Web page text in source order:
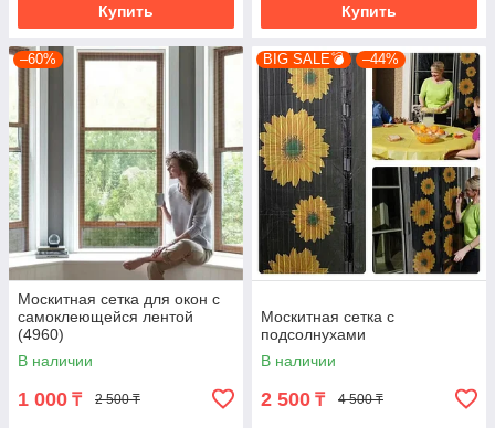
Купить Купить
–60%
Москитная сетка для окон с
самоклеющейся лентой
(4960)
В наличии
1 000 ₸ 2 500 ₸
BIG SALE💣 –44%
Москитная сетка с
подсолнухами
В наличии
2 500 ₸ 4 500 ₸